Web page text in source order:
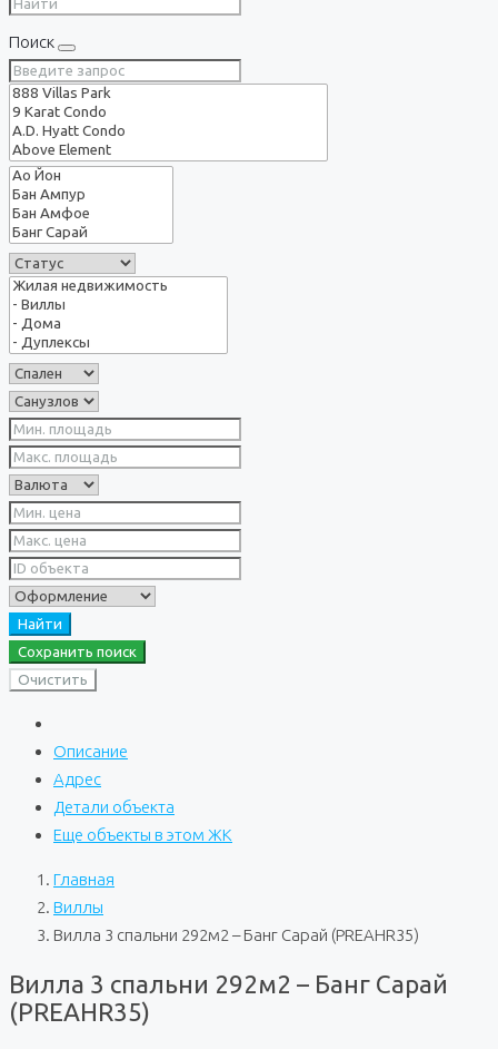
Поиск
Найти
Сохранить поиск
Очистить
Описание
Адрес
Детали объекта
Еще объекты в этом ЖК
Главная
Виллы
Вилла 3 спальни 292м2 – Банг Сарай (PREAHR35)
Вилла 3 спальни 292м2 – Банг Сарай
(PREAHR35)